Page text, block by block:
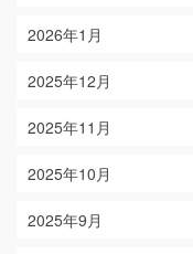
2026年1月
2025年12月
2025年11月
2025年10月
2025年9月